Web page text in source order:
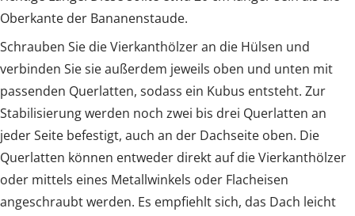
Oberkante der Bananenstaude.
Schrauben Sie die Vierkanthölzer an die Hülsen und
verbinden Sie sie außerdem jeweils oben und unten mit
passenden Querlatten, sodass ein Kubus entsteht. Zur
Stabilisierung werden noch zwei bis drei Querlatten an
jeder Seite befestigt, auch an der Dachseite oben. Die
Querlatten können entweder direkt auf die Vierkanthölzer
oder mittels eines Metallwinkels oder Flacheisen
angeschraubt werden. Es empfiehlt sich, das Dach leicht